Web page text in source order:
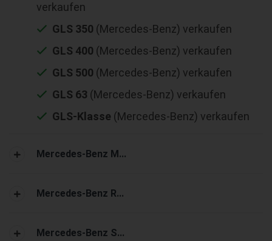
verkaufen
GLS 350 (Mercedes-Benz) verkaufen
GLS 400 (Mercedes-Benz) verkaufen
GLS 500 (Mercedes-Benz) verkaufen
GLS 63 (Mercedes-Benz) verkaufen
GLS-Klasse (Mercedes-Benz) verkaufen
Mercedes-Benz M...
Mercedes-Benz R...
Mercedes-Benz S...